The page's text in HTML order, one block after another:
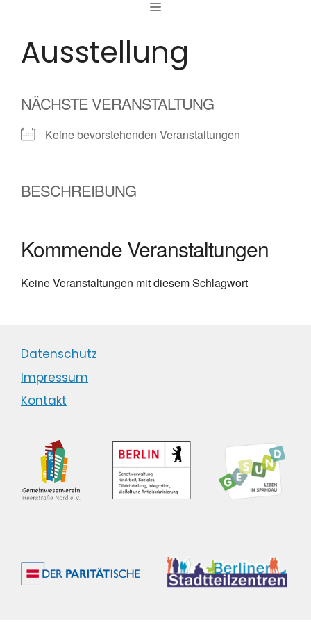
springen
MENÜ
Ausstellung
NÄCHSTE VERANSTALTUNG
Keine bevorstehenden Veranstaltungen
BESCHREIBUNG
Kommende Veranstaltungen
Keine Veranstaltungen mit diesem Schlagwort
Datenschutz
Impressum
Kontakt